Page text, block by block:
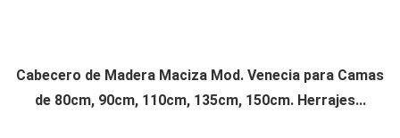
Cabecero de Madera Maciza Mod. Venecia para Camas
de 80cm, 90cm, 110cm, 135cm, 150cm. Herrajes...